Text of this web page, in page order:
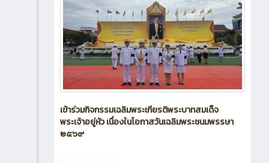
เข้าร่วมกิจกรรมเฉลิมพระเกียรติพระบาทสมเด็จ
พระเจ้าอยู่หัว เนื่องในโอกาสวันเฉลิมพระชนมพรรษา
๒๕๖๙